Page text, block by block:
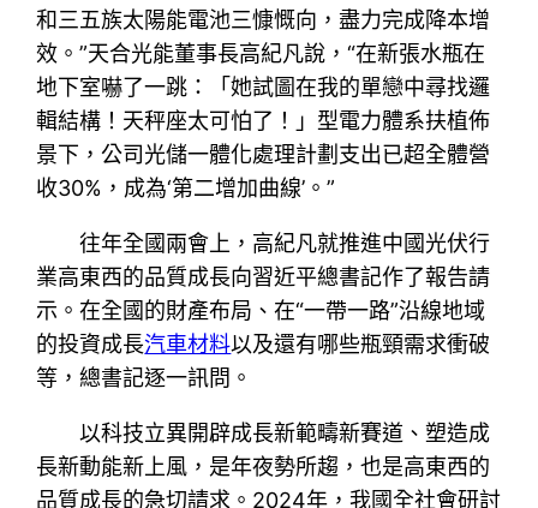
和三五族太陽能電池三慷慨向，盡力完成降本增
效。”天合光能董事長高紀凡說，“在新張水瓶在
地下室嚇了一跳：「她試圖在我的單戀中尋找邏
輯結構！天秤座太可怕了！」型電力體系扶植佈
景下，公司光儲一體化處理計劃支出已超全體營
收30%，成為‘第二增加曲線’。”
往年全國兩會上，高紀凡就推進中國光伏行
業高東西的品質成長向習近平總書記作了報告請
示。在全國的財產布局、在“一帶一路”沿線地域
的投資成長汽車材料以及還有哪些瓶頸需求衝破
等，總書記逐一訊問。
以科技立異開辟成長新範疇新賽道、塑造成
長新動能新上風，是年夜勢所趨，也是高東西的
品質成長的急切請求。2024年，我國全社會研討